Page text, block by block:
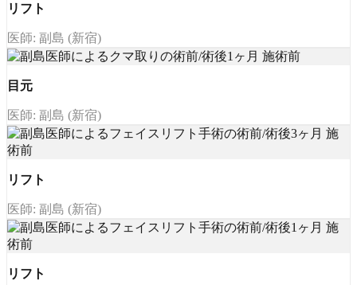
リフト
医師: 副島 (新宿)
目元
医師: 副島 (新宿)
リフト
医師: 副島 (新宿)
リフト